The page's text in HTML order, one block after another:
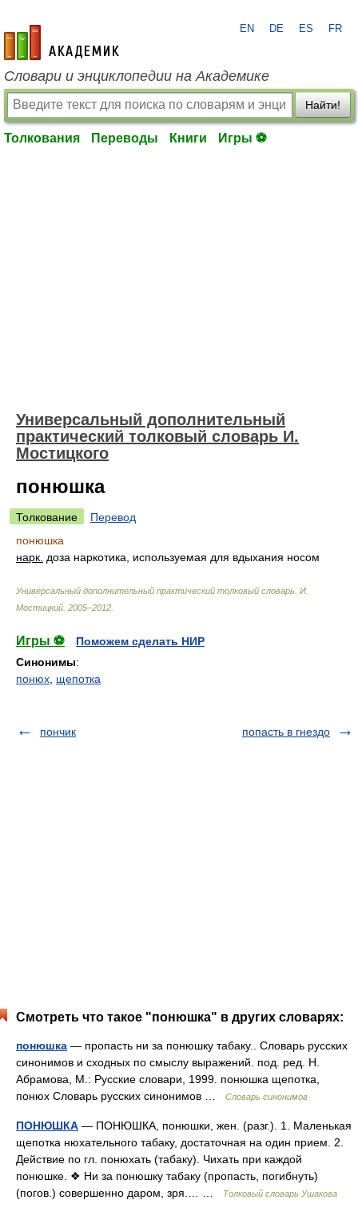
academic.ru
EN DE ES FR
Словари и энциклопедии на Академике
Найти!
Толкования Переводы Книги Игры ⚽
Универсальный дополнительный
практический толковый словарь И.
Мостицкого
понюшка
Толкование
Перевод
понюшка
нарк. доза наркотика, используемая для вдыхания носом
Универсальный дополнительный практический толковый словарь И.
Мостицкий 2005–2012
Игры ⚽
Поможем сделать НИР
Синонимы:
понюх щепотка
пончик попасть в гнездо
Смотреть что такое "понюшка" в других словарях:
понюшка — пропасть ни за понюшку табаку.. Словарь русских
синонимов и сходных по смыслу выражений. под. ред. Н.
Абрамова, М.: Русские словари, 1999. понюшка щепотка,
понюх Словарь русских синонимов …
Словарь синонимов
ПОНЮШКА — ПОНЮШКА, понюшки, жен. (разг.). 1. Маленькая
щепотка нюхательного табаку, достаточная на один прием. 2.
Действие по гл. понюхать (табаку). Чихать при каждой
понюшке. ❖ Ни за понюшку табаку (пропасть, погибнуть)
(погов.) совершенно даром, зря.… …
Толковый словарь Ушакова